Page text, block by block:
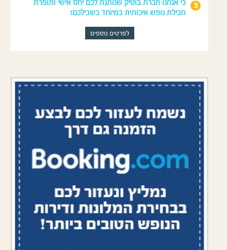
כי אנחנו חברת בוטיק שנותנת לכם יחס אישי ותופרת
חבילת נופש איכותית במיוחד בשבילכם!
לפרטים נוספים